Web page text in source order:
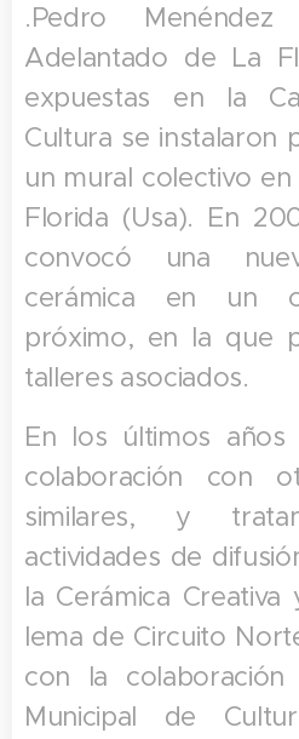
.Pedro
Adelantado de La
expuestas en la
Cultura se instalaron
un mural colectivo
Florida (Usa). En
convocó una
cerámica en un
próximo, en la que
talleres asociados.
En los últimos
colaboración con
similares, y
actividades de
la Cerámica
lema de Circuito
con la
Municipal de